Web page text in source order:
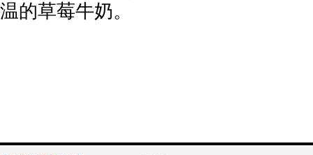
温的草莓牛奶。